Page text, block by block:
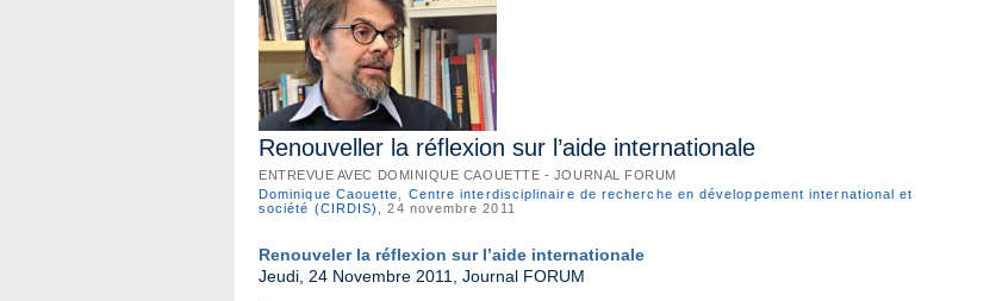
Renouveller la réflexion sur l’aide internationale
ENTREVUE AVEC DOMINIQUE CAOUETTE - JOURNAL FORUM
Dominique Caouette
Centre interdisciplinaire de recherche en développement international et
société (CIRDIS)
, 24 novembre 2011
Renouveler la réflexion sur l’aide internationale
Jeudi, 24 Novembre 2011, Journal FORUM